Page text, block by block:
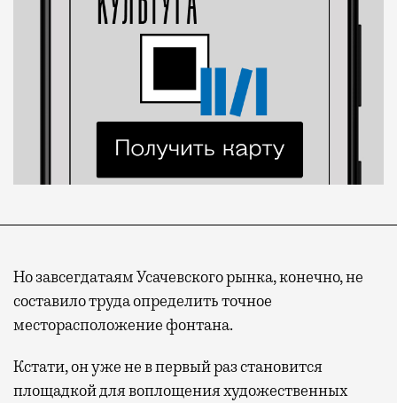
Но завсегдатаям Усачевского рынка, конечно, не
составило труда определить точное
месторасположение фонтана.
Кстати, он уже не в первый раз становится
площадкой для воплощения художественных